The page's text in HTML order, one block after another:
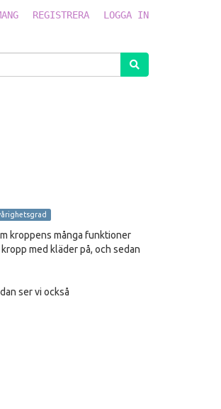
REGISTRERA LOGGA IN
kroppens många funktioner
med kläder på, och sedan
ser vi också